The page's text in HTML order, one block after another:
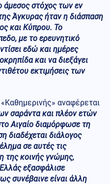
άμεσος στόχος των εν
Άγκυρας ήταν η διάσπαση
και Κύπρου. Το
με το ερευνητικό
εδώ και ημέρες
και να διεξάγει
εκτιμήσεις των
αναφέρεται
σαράντα και πλέον ετών
Αιγαίο διαμόρφωσε τη
διαδέχεται διάλογος
σε αυτές τις
της κοινής γνώμης,
εξασφάλισε
συνέβαινε είναι άλλη